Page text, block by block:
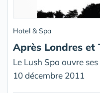
Hotel & Spa
Après Londres et
Le Lush Spa ouvre
10 décembre 2011